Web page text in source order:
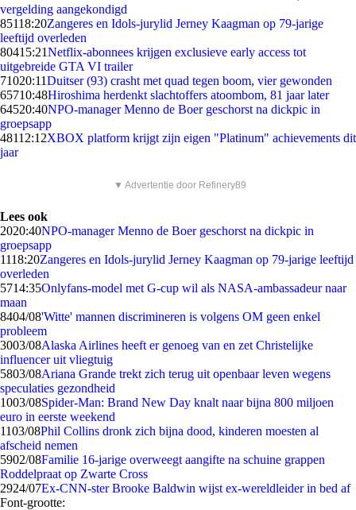
vergelding aangekondigd
85118:20Zangeres en Idols-jurylid Jerney Kaagman op 79-jarige
leeftijd overleden
80415:21Netflix-abonnees krijgen exclusieve early access tot
uitgebreide GTA VI trailer
71020:11Duitser (93) crasht met quad tegen boom, vier gewonden
65710:48Hiroshima herdenkt slachtoffers atoombom, 81 jaar later
64520:40NPO-manager Menno de Boer geschorst na dickpic in
groepsapp
48112:12XBOX platform krijgt zijn eigen "Platinum" achievements dit
jaar
▼ Advertentie door Refinery89
Lees ook
2020:40NPO-manager Menno de Boer geschorst na dickpic in
groepsapp
1118:20Zangeres en Idols-jurylid Jerney Kaagman op 79-jarige leeftijd
overleden
5714:35Onlyfans-model met G-cup wil als NASA-ambassadeur naar
maan
8404/08'Witte' mannen discrimineren is volgens OM geen enkel
probleem
3003/08Alaska Airlines heeft er genoeg van en zet Christelijke
influencer uit vliegtuig
5803/08Ariana Grande trekt zich terug uit openbaar leven wegens
speculaties gezondheid
1003/08Spider-Man: Brand New Day knalt naar bijna 800 miljoen
euro in eerste weekend
1103/08Phil Collins dronk zich bijna dood, kinderen moesten al
afscheid nemen
5902/08Familie 16-jarige overweegt aangifte na schuine grappen
Roddelpraat op Zwarte Cross
2924/07Ex-CNN-ster Brooke Baldwin wijst ex-wereldleider in bed af
Font-grootte: